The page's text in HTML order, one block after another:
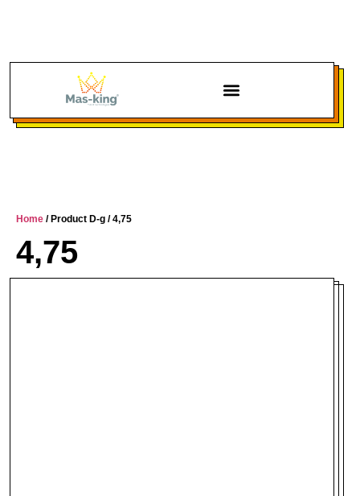
Home / Product D-g / 4,75
4,75